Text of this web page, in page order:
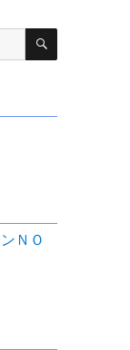
検
ＮＯ